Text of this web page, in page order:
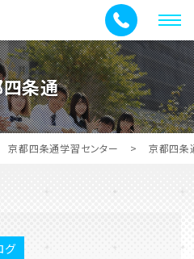
メ
ニ
ュ
ー
条通
京都四条通学習センター > 京都四条
グ